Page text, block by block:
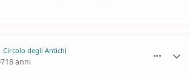
Circolo degli Antichi
18 anni